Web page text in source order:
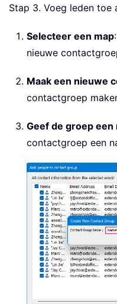
Stap 3. Voeg leden toe
Selecteer een map
nieuwe
Maak een nieuwe
contactgroep
Geef de groep een
contactgroep een